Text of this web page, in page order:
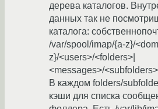
дерева каталогов.
данных так не
каталога:
/var/spool/imap/{a-z}/
z}/<users>/<folders>|
<messages>/
В каждом folders/
кэши для списка